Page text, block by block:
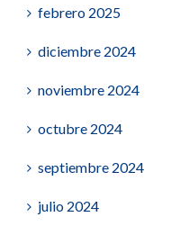
febrero 2025
diciembre 2024
noviembre 2024
octubre 2024
septiembre 2024
julio 2024